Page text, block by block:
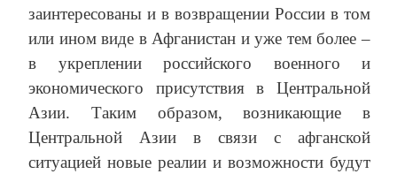
заинтересованы и в возвращении России в том
или ином виде в Афганистан и уже тем более –
в укреплении российского военного и
экономического присутствия в Центральной
Азии. Таким образом, возникающие в
Центральной Азии в связи с афганской
ситуацией новые реалии и возможности будут